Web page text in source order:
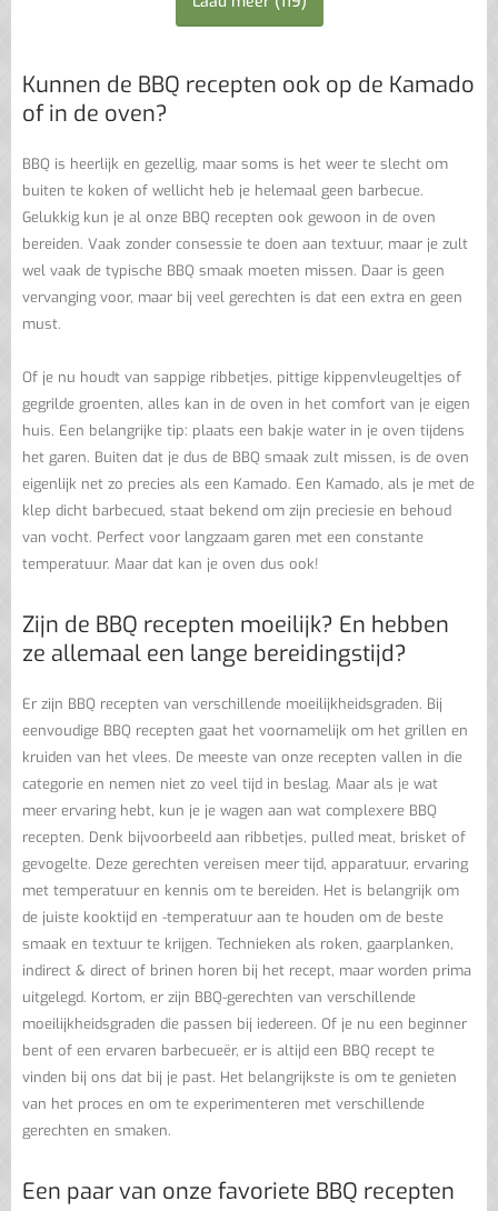
Kunnen de BBQ recepten ook op de Kamado
of in de oven?
BBQ is heerlijk en gezellig, maar soms is het weer te slecht om
buiten te koken of wellicht heb je helemaal geen barbecue.
Gelukkig kun je al onze BBQ recepten ook gewoon in de oven
bereiden. Vaak zonder consessie te doen aan textuur, maar je zult
wel vaak de typische BBQ smaak moeten missen. Daar is geen
vervanging voor, maar bij veel gerechten is dat een extra en geen
must.
Of je nu houdt van sappige ribbetjes, pittige kippenvleugeltjes of
gegrilde groenten, alles kan in de oven in het comfort van je eigen
huis. Een belangrijke tip: plaats een bakje water in je oven tijdens
het garen. Buiten dat je dus de BBQ smaak zult missen, is de oven
eigenlijk net zo precies als een Kamado. Een Kamado, als je met de
klep dicht barbecued, staat bekend om zijn preciesie en behoud
van vocht. Perfect voor langzaam garen met een constante
temperatuur. Maar dat kan je oven dus ook!
Zijn de BBQ recepten moeilijk? En hebben
ze allemaal een lange bereidingstijd?
Er zijn BBQ recepten van verschillende moeilijkheidsgraden. Bij
eenvoudige BBQ recepten gaat het voornamelijk om het grillen en
kruiden van het vlees. De meeste van onze recepten vallen in die
categorie en nemen niet zo veel tijd in beslag. Maar als je wat
meer ervaring hebt, kun je je wagen aan wat complexere BBQ
recepten. Denk bijvoorbeeld aan ribbetjes, pulled meat, brisket of
gevogelte. Deze gerechten vereisen meer tijd, apparatuur, ervaring
met temperatuur en kennis om te bereiden. Het is belangrijk om
de juiste kooktijd en -temperatuur aan te houden om de beste
smaak en textuur te krijgen. Technieken als roken, gaarplanken,
indirect & direct of brinen horen bij het recept, maar worden prima
uitgelegd. Kortom, er zijn BBQ-gerechten van verschillende
moeilijkheidsgraden die passen bij iedereen. Of je nu een beginner
bent of een ervaren barbecueër, er is altijd een BBQ recept te
vinden bij ons dat bij je past. Het belangrijkste is om te genieten
van het proces en om te experimenteren met verschillende
gerechten en smaken.
Een paar van onze favoriete BBQ recepten